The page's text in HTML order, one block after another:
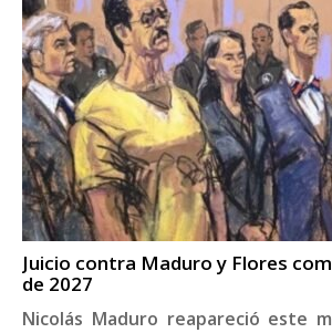
Juicio contra Maduro y Flores
de 2027
Nicolás Maduro reapareció este